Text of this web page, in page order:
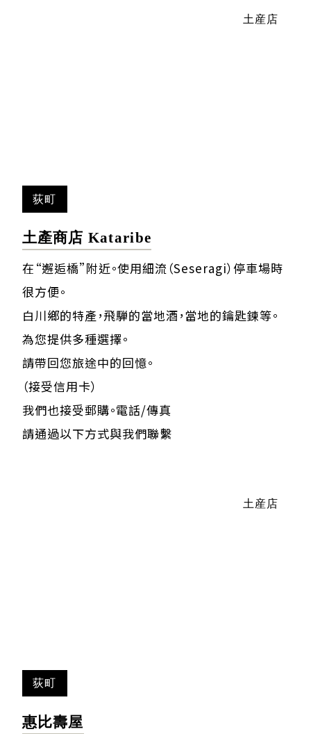
土産店
荻町
土產商店 Kataribe
在“邂逅橋”附近。使用細流（Seseragi）停車場時
很方便。
白川鄉的特產，飛騨的當地酒，當地的鑰匙鍊等。
為您提供多種選擇。
請帶回您旅途中的回憶。
（接受信用卡）
我們也接受郵購。電話/傳真
請通過以下方式與我們聯繫
土産店
荻町
惠比壽屋